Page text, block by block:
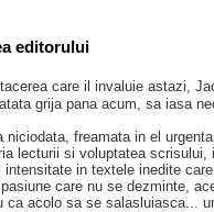
editorului
care il invaluie astazi,
grija pana acum, sa iasa
niciodata, freamata in el
lecturii si voluptatea
intensitate in textele inedite
care nu se dezminte,
ca acolo sa se salasluiasca...